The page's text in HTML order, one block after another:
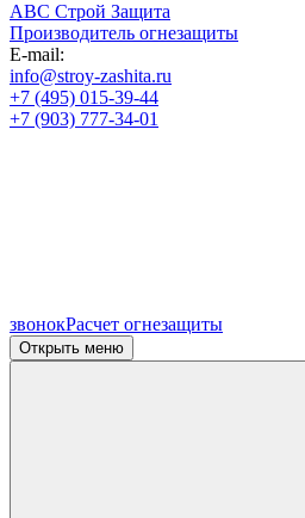
АВС Строй Защита
Производитель огнезащиты
E-mail:
info@stroy-zashita.ru
+7 (495) 015-39-44
+7 (903) 777-34-01
звонокРасчет огнезащиты
Открыть меню